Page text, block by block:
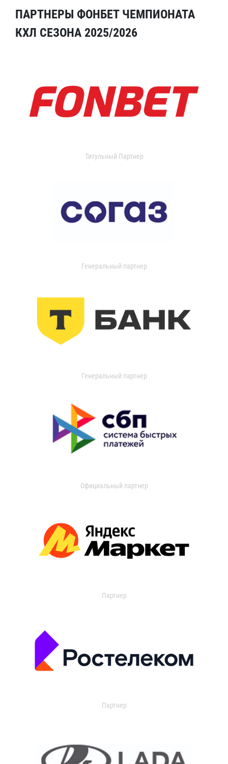
ПАРТНЕРЫ ФОНБЕТ ЧЕМПИОНАТА
КХЛ СЕЗОНА 2025/2026
Титульный Партнер
Генеральный партнер
Генеральный партнер
Официальный партнер
Партнер
Партнер